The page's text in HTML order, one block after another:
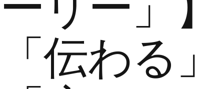
「伝わる」